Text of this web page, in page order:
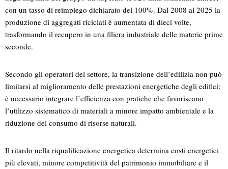
con un tasso di reimpiego dichiarato del 100%. Dal 2008 al 2025 la
produzione di aggregati riciclati è aumentata di dieci volte,
trasformando il recupero in una filiera industriale delle materie prime
seconde.
Secondo gli operatori del settore, la transizione dell’edilizia non può
limitarsi al miglioramento delle prestazioni energetiche degli edifici:
è necessario integrare l’efficienza con pratiche che favoriscano
l’utilizzo sistematico di materiali a minore impatto ambientale e la
riduzione del consumo di risorse naturali.
Il ritardo nella riqualificazione energetica determina costi energetici
più elevati, minore competitività del patrimonio immobiliare e il